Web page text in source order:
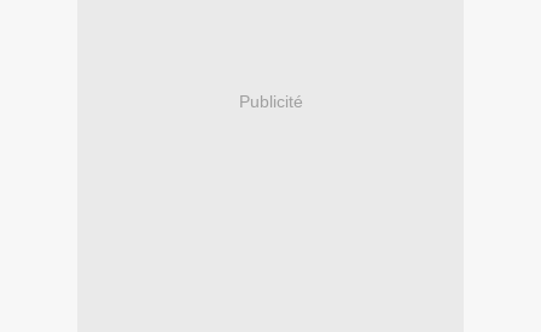
Publicité